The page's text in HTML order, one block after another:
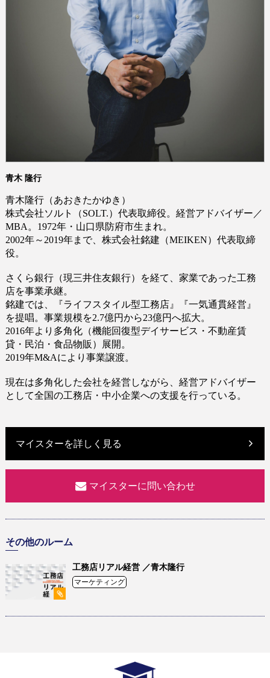
青木 隆行
青木隆行（あおきたかゆき）
株式会社ソルト（SOLT.） 代表取締役。経営アドバイザー／
MBA。 1972年・山口県防府市生まれ。
2002年～2019年まで、株式会社銘建（MEIKEN）代表取締
役。
さくら銀行（現三井住友銀行）を経て、家業であった工務
店を事業承継。
銘建では、『ライフスタイル型工務店』『一気通貫経営』
を提唱。事業規模を2.7億円から23億円へ拡大。
2016年より多角化（機能回復型デイサービス・不動産賃
貸・民泊・食品物販）展開。
2019年M&Aにより事業譲渡。
現在は多角化した会社を経営しながら、経営アドバイザー
として全国の工務店・中小企業への支援を行っている。
マイスターを詳しく見る
マイスターに問い合わせ
その他のルーム
工務店リアル経営 ／青木隆行
マーケティング